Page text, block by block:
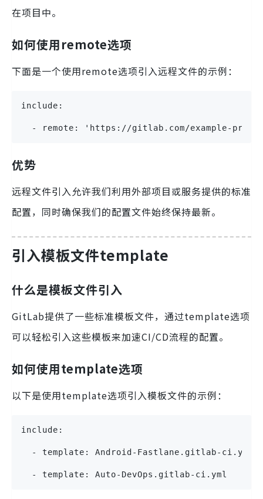
在项目中。
如何使用remote选项
下面是一个使用remote选项引入远程文件的示例：
include:
- remote: 'https://gitlab.com/example-
优势
远程文件引入允许我们利用外部项目或服务提供的标准
配置，同时确保我们的配置文件始终保持最新。
引入模板文件template
什么是模板文件引入
GitLab提供了一些标准模板文件，通过template选项
可以轻松引入这些模板来加速CI/CD流程的配置。
如何使用template选项
以下是使用template选项引入模板文件的示例：
include:
  - template: Android-Fastlane.gitlab-ci.yml
  - template: Auto-DevOps.gitlab-ci.yml